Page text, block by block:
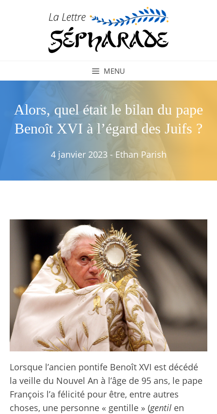
MENU
Alors, quel était le bilan du pape
Benoît XVI à l’égard des Juifs ?
4 janvier 2023 - Ethan Parish
Lorsque l’ancien pontife Benoît XVI est décédé
la veille du Nouvel An à l’âge de 95 ans, le pape
François l’a félicité pour être, entre autres
choses, une personne « gentille » (gentil en